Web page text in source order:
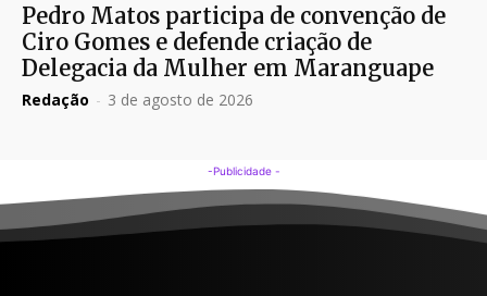
Pedro Matos participa de convenção de
Ciro Gomes e defende criação de
Delegacia da Mulher em Maranguape
Redação - 3 de agosto de 2026
-Publicidade -